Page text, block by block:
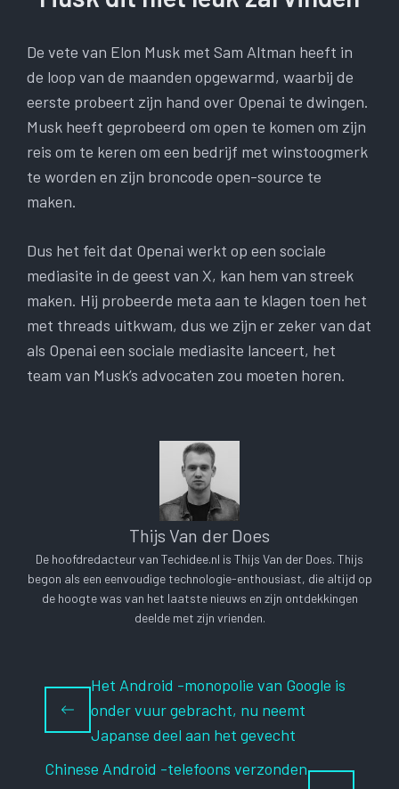
De vete van Elon Musk met Sam Altman heeft in
de loop van de maanden opgewarmd, waarbij de
eerste probeert zijn hand over Openai te dwingen.
Musk heeft geprobeerd om open te komen om zijn
reis om te keren om een ​​bedrijf met winstoogmerk
te worden en zijn broncode open-source te
maken.
Dus het feit dat Openai werkt op een sociale
mediasite in de geest van X, kan hem van streek
maken. Hij probeerde meta aan te klagen toen het
met threads uitkwam, dus we zijn er zeker van dat
als Openai een sociale mediasite lanceert, het
team van Musk’s advocaten zou moeten horen.
Thijs Van der Does
De hoofdredacteur van Techidee.nl is Thijs Van der Does. Thijs
begon als een eenvoudige technologie-enthousiast, die altijd op
de hoogte was van het laatste nieuws en zijn ontdekkingen
deelde met zijn vrienden.
Het Android -monopolie van Google is
onder vuur gebracht, nu neemt
Japanse deel aan het gevecht
Chinese Android -telefoons verzonden